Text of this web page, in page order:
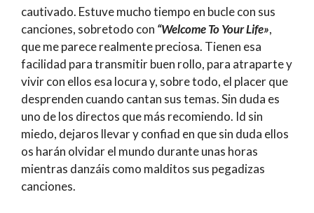
cautivado. Estuve mucho tiempo en bucle con sus
canciones, sobretodo con “Welcome To Your Life»,
que me parece realmente preciosa. Tienen esa
facilidad para transmitir buen rollo, para atraparte y
vivir con ellos esa locura y, sobre todo, el placer que
desprenden cuando cantan sus temas. Sin duda es
uno de los directos que más recomiendo. Id sin
miedo, dejaros llevar y confiad en que sin duda ellos
os harán olvidar el mundo durante unas horas
mientras danzáis como malditos sus pegadizas
canciones.